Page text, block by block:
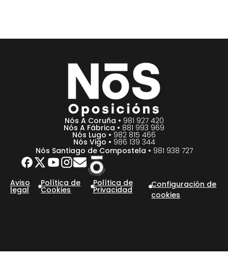
Nós A Coruña • 981 927 420
Nós A Fábrica • 881 993 969
Nós Lugo • 982 815 466
Nós Vigo • 986 139 344
Nós Santiago de Compostela • 981 938 727
Aviso
legal
Política de
Cookies
Política de
Privacidad
Configuración de
cookies